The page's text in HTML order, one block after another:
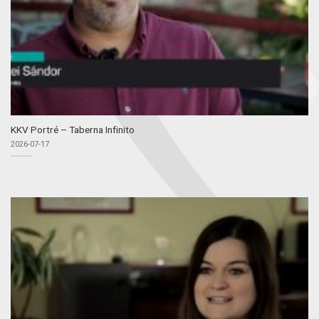
KKV Portré – Taberna Infinito
2026-07-17